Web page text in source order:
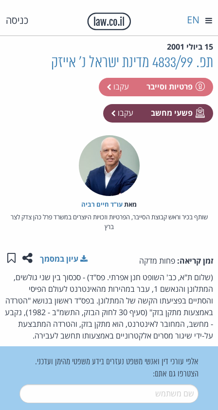
כניסה EN
15 ביולי 2001
תפ. 4833/99 מדינת ישראל נ' אייזק
פרטיות וסייבר עקבו
פשעי מחשב עקבו
מאת‏עו"ד חיים רביה
שותף בכיר וראש קבוצת הסייבר, הפרטיות וזכויות היוצרים במשרד פרל כהן צדק לצר
ברץ
זמן קריאה: פחות מדקה שתפו
עיון במסמך
(שלום ת"א, כב' השופט חנן אפרתי. פס"ד) - סכסוך בין שני גולשים,
המתלונן והנאשם 1, עבר במהירות מהאינטרנט לעולם הפיסי
והסתיים בפציעתו הקשה של המתלונן. בפס"ד ראשון בנושא "הטרדה
באמצעות מתקן בזק" (סעיף 30 לחוק הבזק, התשמ"ב - 1982), נקבע
- מחשב, המחובר לאינטרנט, הוא מתקן בזק, והטרדה המתבצעת
על-ידי שיגור מסרים אלקטרוניים באמצעותו תחשב לעבירה.
אלפי עורכי דין ואנשי משפט נעזרים בידע משפטי מהימן ועדכני.
הצטרפו גם אתם:
שם משתמש*